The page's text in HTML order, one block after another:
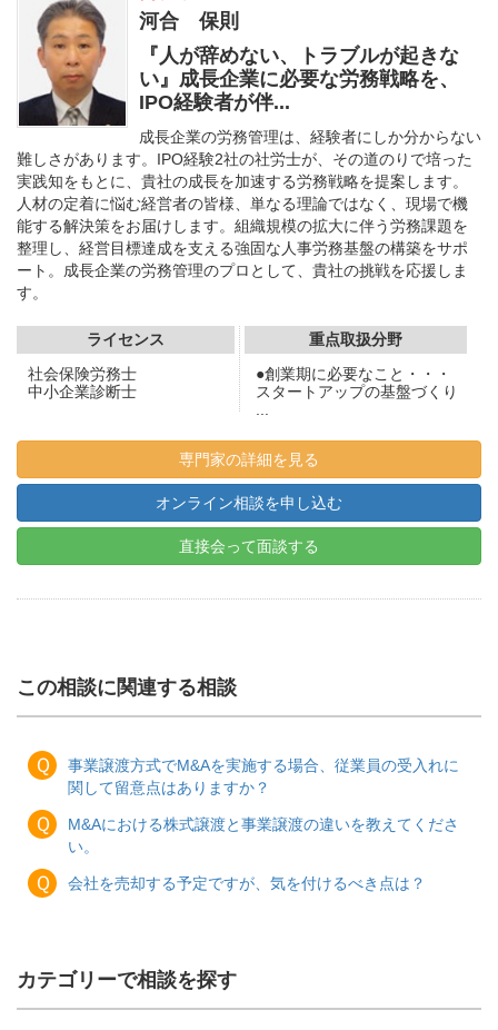
河合 保則
『人が辞めない、トラブルが起きな
い』成長企業に必要な労務戦略を、
IPO経験者が伴...
成長企業の労務管理は、経験者にしか分からない
難しさがあります。IPO経験2社の社労士が、その道のりで培った
実践知をもとに、貴社の成長を加速する労務戦略を提案します。
人材の定着に悩む経営者の皆様、単なる理論ではなく、現場で機
能する解決策をお届けします。組織規模の拡大に伴う労務課題を
整理し、経営目標達成を支える強固な人事労務基盤の構築をサポ
ート。成長企業の労務管理のプロとして、貴社の挑戦を応援しま
す。
ライセンス
社会保険労務士
中小企業診断士
重点取扱分野
●創業期に必要なこと・・・
スタートアップの基盤づくり
専門家の詳細を見る
オンライン相談を申し込む
直接会って面談する
この相談に関連する相談
Ｑ
事業譲渡方式でM&Aを実施する場合、従業員の受入れに
関して留意点はありますか？
Ｑ
M&Aにおける株式譲渡と事業譲渡の違いを教えてくださ
い。
Ｑ 会社を売却する予定ですが、気を付けるべき点は？
カテゴリーで相談を探す